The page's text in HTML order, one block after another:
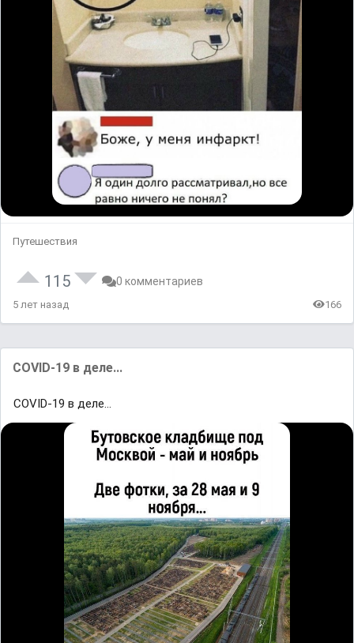
Путешествия
115 0 комментариев
5 лет назад 166
COVID-19 в деле...
COVID-19 в деле...